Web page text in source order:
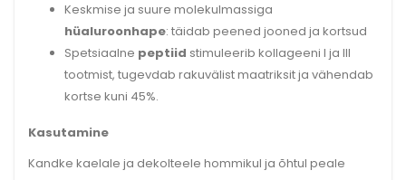
Keskmise ja suure molekulmassiga
hüaluroonhape: täidab peened jooned ja kortsud
Spetsiaalne peptiid stimuleerib kollageeni I ja III
tootmist, tugevdab rakuvälist maatriksit ja vähendab
kortse kuni 45%.
Kasutamine
Kandke kaelale ja dekolteele hommikul ja õhtul peale